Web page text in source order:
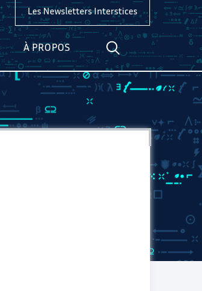
À PROPOS
Les Newsletters Interstices